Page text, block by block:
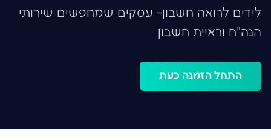
לידים לרואה חשבון- עסקים שמחפשים שירותי
הנה"ח וראיית חשבון
התחל הזמנה כעת